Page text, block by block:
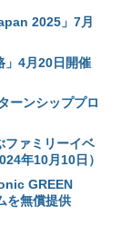
2025」7月
」4月20日開催
ーンシッププロ
ァミリーイベ
年10月10日）
GREEN
を無償提供